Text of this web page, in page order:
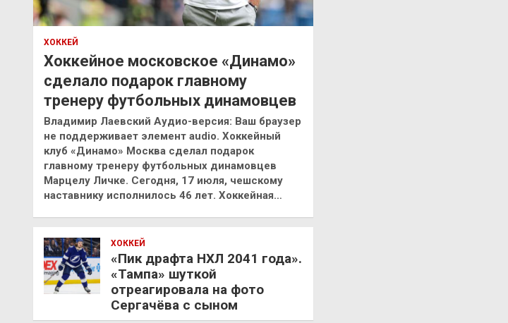
ХОККЕЙ
Хоккейное московское «Динамо»
сделало подарок главному
тренеру футбольных динамовцев
Владимир Лаевский Аудио-версия: Ваш браузер
не поддерживает элемент audio. Хоккейный
клуб «Динамо» Москва сделал подарок
главному тренеру футбольных динамовцев
Марцелу Личке. Сегодня, 17 июля, чешскому
наставнику исполнилось 46 лет. Хоккейная…
ХОККЕЙ
«Пик драфта НХЛ 2041 года».
«Тампа» шуткой
отреагировала на фото
Сергачёва с сыном